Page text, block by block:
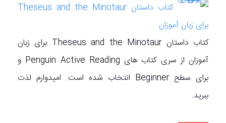
کتاب داستان Theseus and the Minotaur
برای زبان آموزان
کتاب داستان Theseus and the Minotaur برای زبان
آموزان از سری کتاب های Penguin Active Reading و
برای سطح Beginner انتخاب شده است. امیدوارم لذت
ببرید.